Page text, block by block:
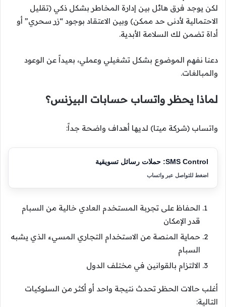
لكن يوجد فرق هائل بين إدارة المخاطر بشكل ذكي (تقليل
الاحتمالية لأدنى حد ممكن) وبين الاعتقاد بوجود “زر سحري” أو
أداة تضمن لك السلامة الأبدية.
دعنا نفهم الموضوع بشكل تشغيلي وعملي، بعيداً عن الوعود
والمبالغات.
لماذا يحظر واتساب حسابات البيزنس؟
واتساب (شركة ميتا) لديها أهداف واضحة جداً:
SMS Control: حملات رسائل تسويقية
اضغط للتواصل عبر واتساب
الحفاظ على تجربة المستخدم العادي خالية من السبام
قدر الإمكان
حماية المنصة من الاستخدام التجاري المسيء الذي يشبه
السبام
الالتزام بالقوانين في مختلف الدول
أغلب حالات الحظر تحدث نتيجة واحد أو أكثر من السلوكيات
التالية: